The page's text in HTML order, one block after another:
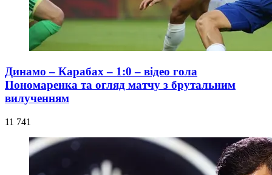
Динамо – Карабах – 1:0 – відео гола
Пономаренка та огляд матчу з брутальним
вилученням
11 741